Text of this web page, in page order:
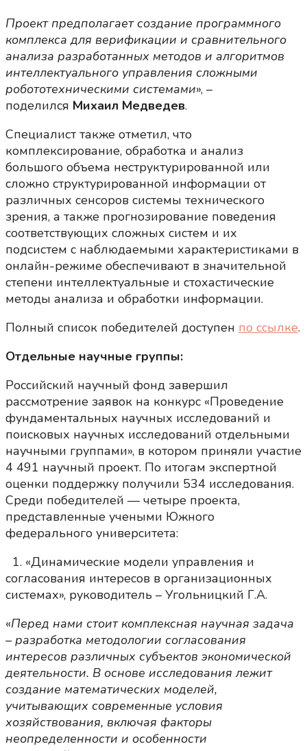
Проект предполагает создание программного
комплекса для верификации и сравнительного
анализа разработанных методов и алгоритмов
интеллектуального управления сложными
робототехническими системами», –
поделился Михаил Медведев.
Специалист также отметил, что
комплексирование, обработка и анализ
большого объема неструктурированной или
сложно структурированной информации от
различных сенсоров системы технического
зрения, а также прогнозирование поведения
соответствующих сложных систем и их
подсистем с наблюдаемыми характеристиками в
онлайн-режиме обеспечивают в значительной
степени интеллектуальные и стохастические
методы анализа и обработки информации.
Полный список победителей доступен по ссылке.
Отдельные научные группы:
Российский научный фонд завершил
рассмотрение заявок на конкурс «Проведение
фундаментальных научных исследований и
поисковых научных исследований отдельными
научными группами», в котором приняли участие
4 491 научный проект. По итогам экспертной
оценки поддержку получили 534 исследования.
Среди победителей — четыре проекта,
представленные учеными Южного
федерального университета:
1. «Динамические модели управления и
согласования интересов в организационных
системах», руководитель – Угольницкий Г.А.
«Перед нами стоит комплексная научная задача
– разработка методологии согласования
интересов различных субъектов экономической
деятельности. В основе исследования лежит
создание математических моделей,
учитывающих современные условия
хозяйствования, включая факторы
неопределенности и особенности